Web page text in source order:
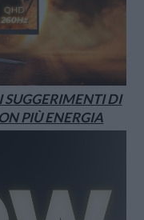
SUGGERIMENTI DI
PIÙ ENERGIA